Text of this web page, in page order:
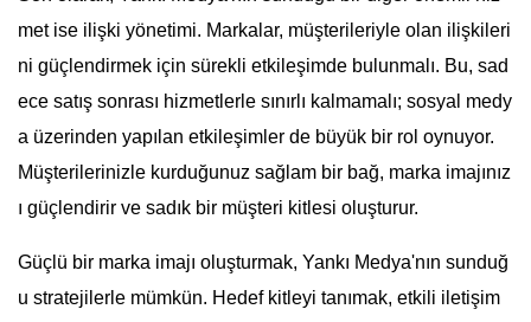
met ise ilişki yönetimi. Markalar, müşterileriyle olan ilişkileri
ni güçlendirmek için sürekli etkileşimde bulunmalı. Bu, sad
ece satış sonrası hizmetlerle sınırlı kalmamalı; sosyal medy
a üzerinden yapılan etkileşimler de büyük bir rol oynuyor.
Müşterilerinizle kurduğunuz sağlam bir bağ, marka imajınız
ı güçlendirir ve sadık bir müşteri kitlesi oluşturur.
Güçlü bir marka imajı oluşturmak, Yankı Medya'nın sunduğ
u stratejilerle mümkün. Hedef kitleyi tanımak, etkili iletişim